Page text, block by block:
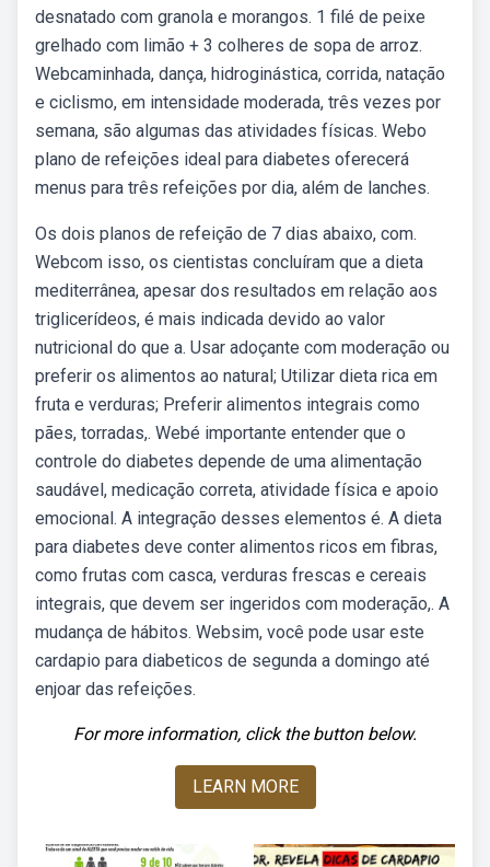
desnatado com granola e morangos. 1 filé de peixe
grelhado com limão + 3 colheres de sopa de arroz.
Webcaminhada, dança, hidroginástica, corrida, natação
e ciclismo, em intensidade moderada, três vezes por
semana, são algumas das atividades físicas. Webo
plano de refeições ideal para diabetes oferecerá
menus para três refeições por dia, além de lanches.
Os dois planos de refeição de 7 dias abaixo, com.
Webcom isso, os cientistas concluíram que a dieta
mediterrânea, apesar dos resultados em relação aos
triglicerídeos, é mais indicada devido ao valor
nutricional do que a. Usar adoçante com moderação ou
preferir os alimentos ao natural; Utilizar dieta rica em
fruta e verduras; Preferir alimentos integrais como
pães, torradas,. Webé importante entender que o
controle do diabetes depende de uma alimentação
saudável, medicação correta, atividade física e apoio
emocional. A integração desses elementos é. A dieta
para diabetes deve conter alimentos ricos em fibras,
como frutas com casca, verduras frescas e cereais
integrais, que devem ser ingeridos com moderação,. A
mudança de hábitos. Websim, você pode usar este
cardapio para diabeticos de segunda a domingo até
enjoar das refeições.
For more information, click the button below.
LEARN MORE